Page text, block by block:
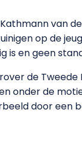
van
op de
en geen
de
onder de
door een